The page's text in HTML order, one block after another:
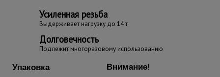
Усиленная резьба
Выдерживает нагрузку до 14 т
Долговечность
Подлежит многоразовому использованию
Упаковка Внимание!